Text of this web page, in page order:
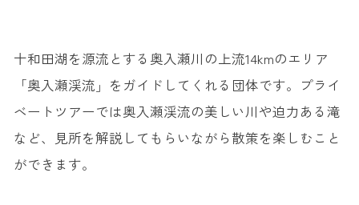
十和田湖を源流とする奥入瀬川の上流14kmのエリア
「奥入瀬渓流」をガイドしてくれる団体です。プライ
ベートツアーでは奥入瀬渓流の美しい川や迫力ある滝
など、見所を解説してもらいながら散策を楽しむこと
ができます。